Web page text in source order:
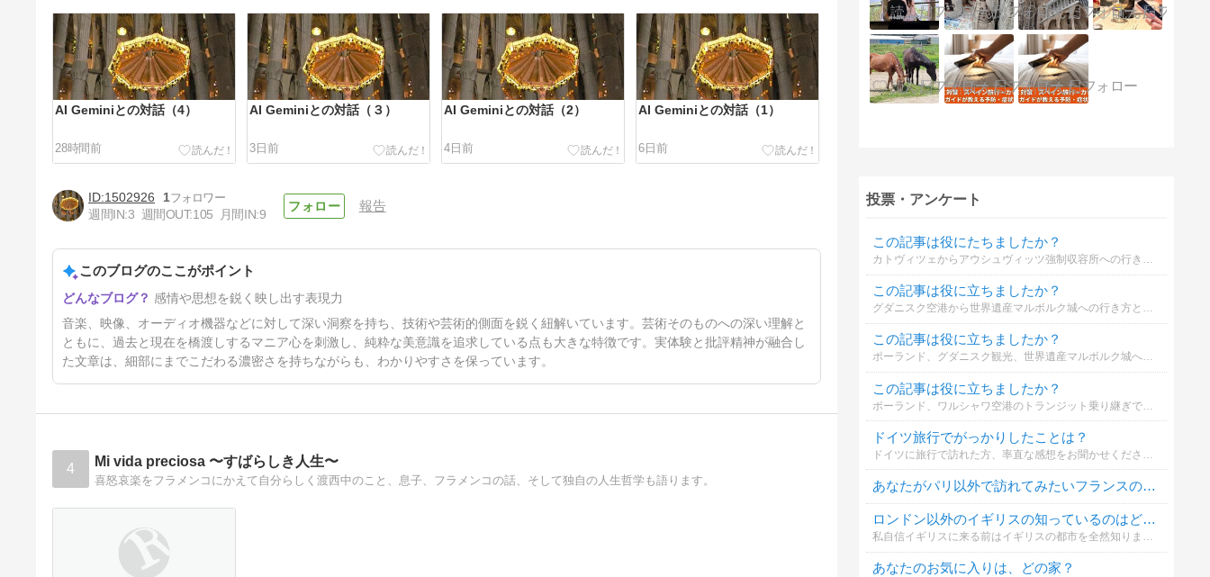
AI Geminiとの対話（4）
28時間前
AI Geminiとの対話（３）
3日前
AI Geminiとの対話（2）
4日前
AI Geminiとの対話（1）
6日前
古いJBLでジャズを聴く
8日前
1502926
1
週間IN:3 週間OUT:105 月間IN:9
報告
このブログのここがポイント
感情や思想を鋭く映し出す表現力
音楽、映像、オーディオ機器などに対して深い洞察を持ち、技術や芸術的側面を鋭く紐解いています。芸術そのものへの深い理解と
ともに、過去と現在を橋渡しするマニア心を刺激し、純粋な美意識を追求している点も大きな特徴です。実体験と批評精神が融合し
た文章は、細部にまでこだわる濃密さを持ちながらも、わかりやすさを保っています。
4 Mi vida preciosa 〜すばらしき人生〜
喜怒哀楽をフラメンコにかえて自分らしく渡西中のこと、息子、フラメンコの話、そして独自の人生哲学も語ります。
投票・アンケート
この記事は役にたちましたか？
カトヴィツェからアウシュヴィッツ強制収容所への行き方と観光に便利なホテル5選
この記事は役に立ちましたか？
グダニスク空港から世界遺産マルボルク城への行き方と観光に便利なホテル3選
この記事は役に立ちましたか？
ポーランド、グダニスク観光、世界遺産マルボルク城への行き方と観光に便利なホテル3選
この記事は役に立ちましたか？
ドイツ旅行でがっかりしたことは？
あなたがパリ以外で訪れてみたいフランスの地方都市はどこですか？
ロンドン以外のイギリスの知っているのはどこの都市？
私自信イギリスに来る前はイギリスの都市を全然知りませんでした。もし知っている都市があれば教えてください。行ったことがなくても構いません。なにかコメントがあれば是非残してください！
あなたのお気に入りは、どの家？